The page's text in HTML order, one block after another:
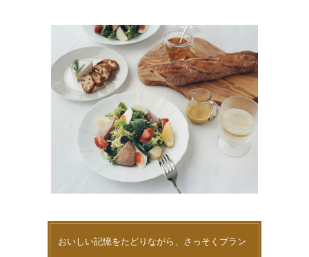
おいしい記憶をたどりながら、さっそくブラン